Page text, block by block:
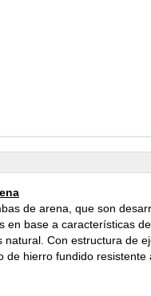
de arena, que son
en base a características
natural. Con estructura de
de hierro fundido resistente